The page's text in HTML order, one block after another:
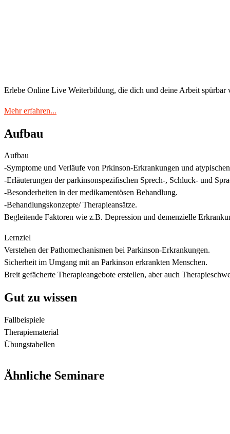
Erlebe Online Live Weiterbildung, die dich und deine Arbeit spürbar
Mehr erfahren...
Aufbau
Aufbau
-Symptome und Verläufe von Prkinson-Erkrankungen und
-Erläuterungen der parkinsonspezifischen Sprech-, Schluck- und
-Besonderheiten in der medikamentösen Behandlung.
-Behandlungskonzepte/ Therapieansätze.
Begleitende Faktoren wie z.B. Depression und demenzielle
Lernziel
Verstehen der Pathomechanismen bei Parkinson-Erkrankungen.
Sicherheit im Umgang mit an Parkinson erkrankten Menschen.
Breit gefächerte Therapieangebote erstellen, aber auch
Gut zu wissen
Fallbeispiele
Therapiematerial
Übungstabellen
Ähnliche Seminare